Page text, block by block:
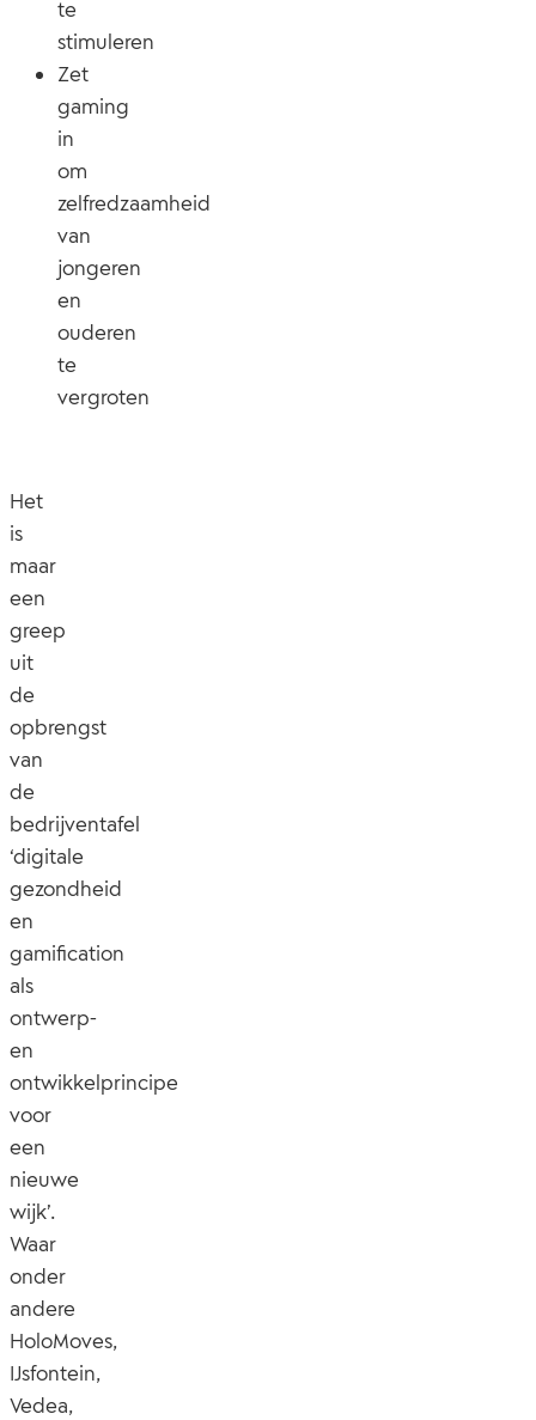
te
stimuleren
Zet
gaming
in
om
zelfredzaamheid
van
jongeren
en
ouderen
te
vergroten
Het
is
maar
een
greep
uit
de
opbrengst
van
de
bedrijventafel
‘digitale
gezondheid
en
gamification
als
ontwerp-
en
ontwikkelprincipe
voor
een
nieuwe
wijk’.
Waar
onder
andere
HoloMoves,
IJsfontein,
Vedea,